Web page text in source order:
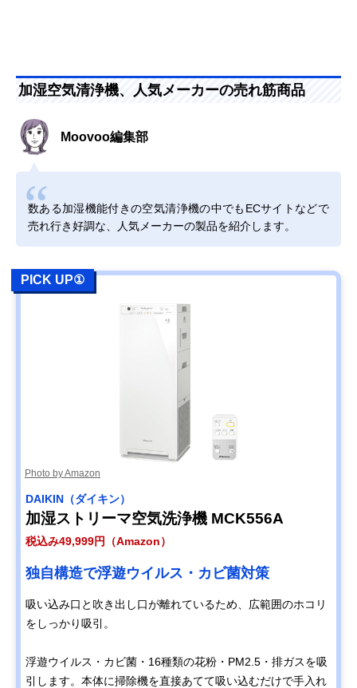
加湿空気清浄機、人気メーカーの売れ筋商品
Moovoo編集部
数ある加湿機能付きの空気清浄機の中でもECサイトなどで
売れ行き好調な、人気メーカーの製品を紹介します。
PICK UP①
Photo by Amazon
DAIKIN（ダイキン）
加湿ストリーマ空気洗浄機 MCK556A
税込み49,999円（Amazon）
独自構造で浮遊ウイルス・カビ菌対策
吸い込み口と吹き出し口が離れているため、広範囲のホコリ
をしっかり吸引。
浮遊ウイルス・カビ菌・16種類の花粉・PM2.5・排ガスを吸
引します。本体に掃除機を直接あてて吸い込むだけで手入れ